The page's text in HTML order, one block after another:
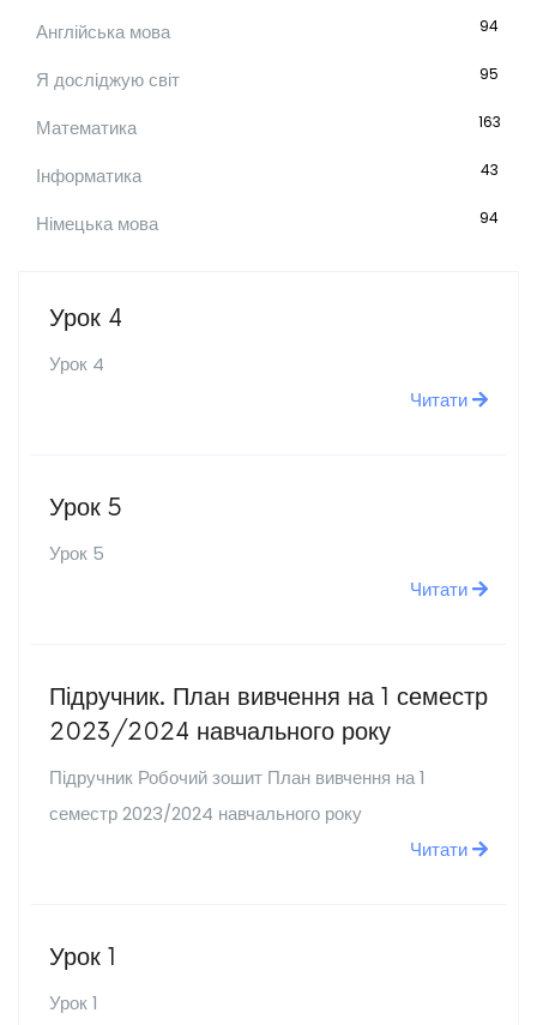
Англійська мова 94
Я досліджую світ 95
Математика 163
Інформатика 43
Німецька мова 94
Урок 4
Урок 4
Читати
Урок 5
Урок 5
Читати
Підручник. План вивчення на 1 семестр
2023/2024 навчального року
Підручник Робочий зошит План вивчення на 1
семестр 2023/2024 навчального року
Читати
Урок 1
Урок 1